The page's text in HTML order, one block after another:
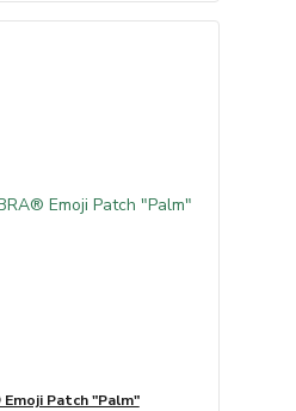
Patch "Palm"